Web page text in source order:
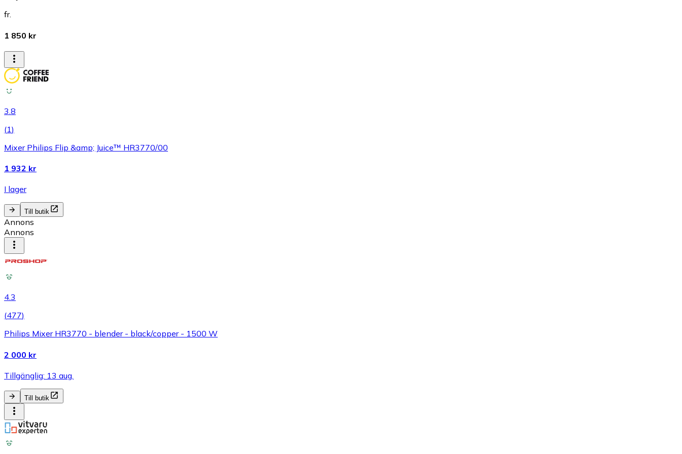
fr.
1 850 kr
3.8
(1)
Mixer Philips Flip &amp; Juice™ HR3770/00
1 932 kr
I lager
Till butik
Annons
Annons
4.3
(477)
Philips Mixer HR3770 - blender - black/copper - 1500 W
2 000 kr
Tillgänglig: 13 aug.
Till butik